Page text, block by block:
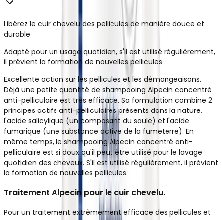
Libérez le cuir chevelu des pellicules de manière douce et
durable
Adapté pour un usage quotidien, s'il est utilisé régulièrement,
il prévient la formation de nouvelles pellicules
Excellente action sur les pellicules et les démangeaisons.
Déjà une petite quantité de shampooing Alpecin concentré
anti-pelliculaire est très efficace. Sa formulation combine 2
principes actifs anti-pelliculaires présents dans la nature,
l'acide salicylique (un composant du saule) et l'acide
fumarique (une substance active de la fumeterre). En
même temps, le shampooing Alpecin concentré anti-
pelliculaire est si doux qu'il peut être utilisé pour le lavage
quotidien des cheveux. S'il est utilisé régulièrement, il prévient
la formation de nouvelles pellicules.
Traitement Alpecin pour le cuir chevelu.
Pour un traitement extrêmement efficace des pellicules et